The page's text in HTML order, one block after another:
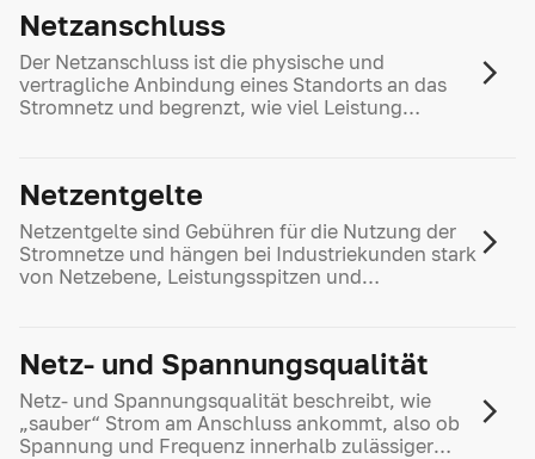
Netzanschluss
Der Netzanschluss ist die physische und
vertragliche Anbindung eines Standorts an das
Stromnetz und begrenzt, wie viel Leistung
Netzentgelte
Netzentgelte sind Gebühren für die Nutzung der
Stromnetze und hängen bei Industriekunden stark
von Netzebene, Leistungsspitzen und
Netz- und Spannungsqualität
Netz- und Spannungsqualität beschreibt, wie
„sauber“ Strom am Anschluss ankommt, also ob
Spannung und Frequenz innerhalb zulässiger